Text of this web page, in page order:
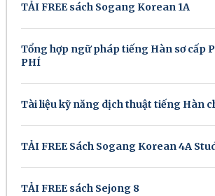
TẢI FREE sách Sogang Korean 1A
Tổng hợp ngữ pháp tiếng Hàn sơ cấp
PHÍ
Tài liệu kỹ năng dịch thuật tiếng Hàn
TẢI FREE Sách Sogang Korean 4A
TẢI FREE sách Sejong 8